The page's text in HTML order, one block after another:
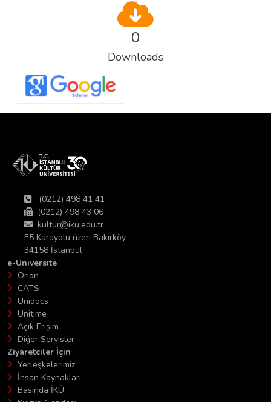
0
Downloads
(0212) 498 41 41
(0212) 498 43 06
kultur@iku.edu.tr
E5 Karayolu üzeri Bakırköy
34158 İstanbul
e-Üniversite
Orion
CATS
Unidocs
Unitime
Açık Erişim
Diğer Servisler
Ziyaretciler İçin
Yerleşkelerimiz
İnsan Kaynakları
Basında İKÜ